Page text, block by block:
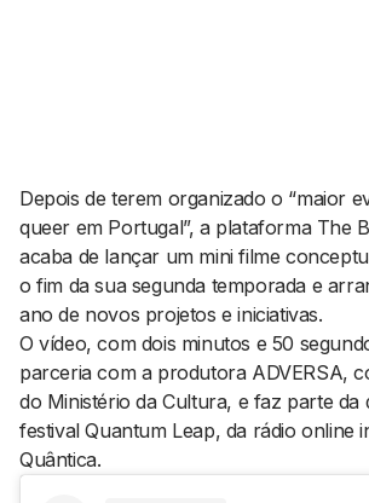
Contactos
EMAIL
GERAL@BANTUMEN.COM
WHATSAPP
+351 912 127 577
Pesquisar
Depois de terem organizado o “maior
queer em Portugal”, a plataforma The
acaba de lançar um mini filme
o fim da sua segunda temporada e
ano de novos projetos e iniciativas.
O vídeo, com dois minutos e 50
parceria com a produtora ADVERSA,
do Ministério da Cultura, e faz parte da
festival Quantum Leap, da rádio online
Quântica.